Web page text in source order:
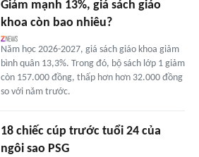
Giảm mạnh 13%, giá sách giáo
khoa còn bao nhiêu?
Năm học 2026-2027, giá sách giáo khoa giảm
bình quân 13,3%. Trong đó, bộ sách lớp 1 giảm
còn 157.000 đồng, thấp hơn hơn 32.000 đồng
so với năm trước.
18 chiếc cúp trước tuổi 24 của
ngôi sao PSG